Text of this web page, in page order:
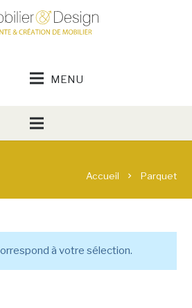
Accueil chevron_right Parquet
à votre sélection.